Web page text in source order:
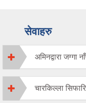
सेवाहरु
अमिनद्वारा जग्गा
चारकिल्ला